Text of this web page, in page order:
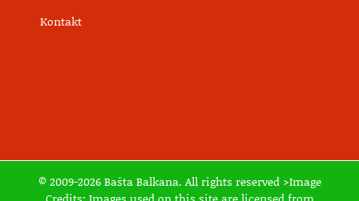
Kontakt
© 2009-2026 Bašta Balkana. All rights reserved >Image